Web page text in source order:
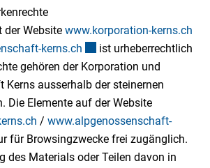
der Website www.korporation-kerns.ch
kerns.ch Externer Link wird in
ist urheberrechtlich
gehören der Korporation und
Kerns ausserhalb der steinernen
Die Elemente auf der Website
/ www.alpgenossenschaft-
wird in einem neuen Fenster geöffnet.
für Browsingzwecke frei zugänglich.
des Materials oder Teilen davon in